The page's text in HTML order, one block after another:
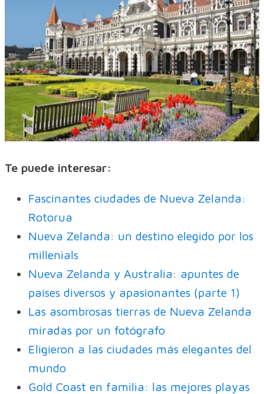
Te puede interesar:
Fascinantes ciudades de Nueva Zelanda:
Rotorua
Nueva Zelanda: un destino elegido por los
millenials
Nueva Zelanda y Australia: apuntes de
países diversos y apasionantes (parte 1)
Las asombrosas tierras de Nueva Zelanda
miradas por un fotógrafo
Eligieron a las ciudades más elegantes del
mundo
Gold Coast en familia: las mejores playas